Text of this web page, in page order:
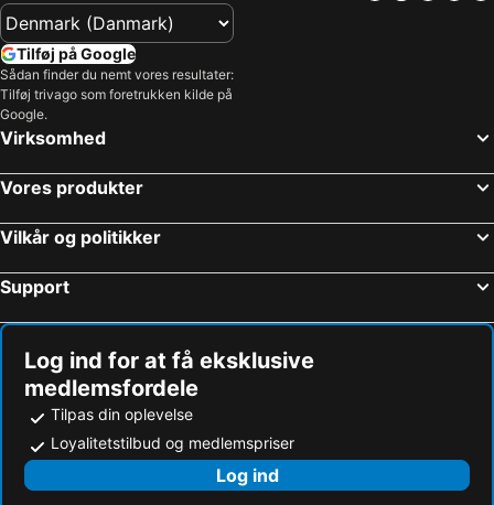
Tilføj på Google
Sådan finder du nemt vores resultater:
Tilføj trivago som foretrukken kilde på
Google.
Virksomhed
Vores produkter
Vilkår og politikker
Support
Log ind for at få eksklusive
medlemsfordele
Tilpas din oplevelse
Loyalitetstilbud og medlemspriser
Log ind